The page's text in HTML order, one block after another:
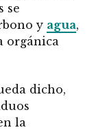
se
y agua,
orgánica
dicho,
la